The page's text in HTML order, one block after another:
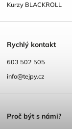
Kurzy BLACKROLL
Rychlý kontakt
603 502 505
info@tejpy.cz
Proč být s námi?